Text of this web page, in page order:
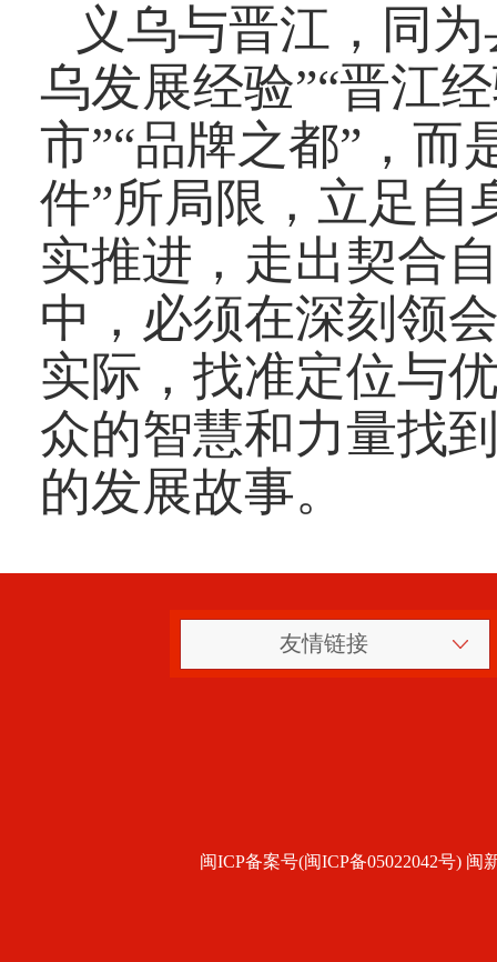
义乌与晋江，同
乌发展经验”“晋江
市”“品牌之都”，而
件”所局限，立足自
实推进，走出契合
中，必须在深刻领
实际，找准定位与
众的智慧和力量找
的发展故事。
友情链接
闽ICP备案号(闽ICP备05022042号) 闽